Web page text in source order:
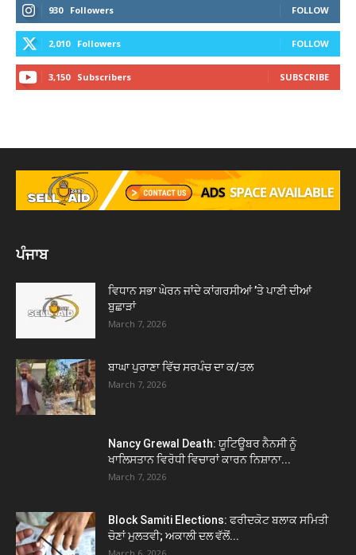
930 Followers FOLLOW
2,010 Followers FOLLOW
3,150 Subscribers SUBSCRIBE
ਪੰਜਾਬ
ਵਿਧਾਨ ਸਭਾ ਘੇਰਨ ਜਾਂਦੇ ਕਾਂਗਰਸੀਆਂ ’ਤੇ ਪਾਣੀ ਦੀਆਂ
ਬੁਛਾੜਾਂ
March 7, 2026
ਬਾਘਾ ਪੁਰਾਣਾ ਵਿੱਚ ਸਰਪੰਚ ਦਾ ਕ/ਤਲ
March 7, 2026
Nancy Grewal Death: ਯੂਟਿਊਬਰ ਨੈਨਸੀ ਨੂੰ
ਖਾਲਿਸਤਾਨ ਵਿਰੋਧੀ ਵਿਚਾਰਾਂ ਕਾਰਨ ਨਿਸ਼ਾਨਾ...
March 7, 2026
Block Samiti Elections: ਫਰੀਦਕੋਟ ਬਲਾਕ ਸਮਿਤੀ
ਚੋਣਾਂ ਮੁਲਤਵੀ; ਅਕਾਲੀ ਦਲ ਵੱਲੋਂ...